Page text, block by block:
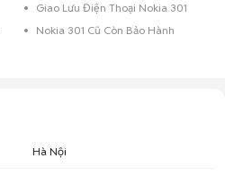
Giao Lưu Điện Thoại Nokia 301
Nokia 301 Cũ Còn Bảo Hành
Hà Nội